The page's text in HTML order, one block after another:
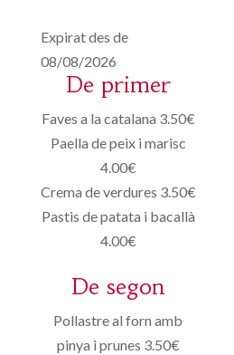
Expirat des de
08/08/2026
De primer
Faves a la catalana 3.50€
Paella de peix i marisc
4.00€
Crema de verdures 3.50€
Pastis de patata i bacallà
4.00€
De segon
Pollastre al forn amb
pinya i prunes 3.50€